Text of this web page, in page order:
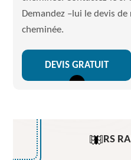
Demandez –lui le devis
cheminée.
DEVIS GRATUIT
RS